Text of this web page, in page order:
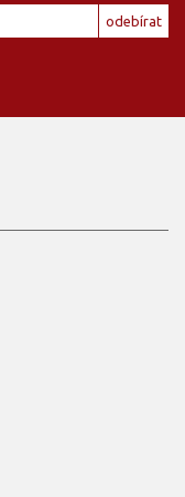
odebírat